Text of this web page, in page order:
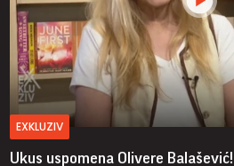
EXKLUZIV
Ukus uspomena Olivere Balašević!